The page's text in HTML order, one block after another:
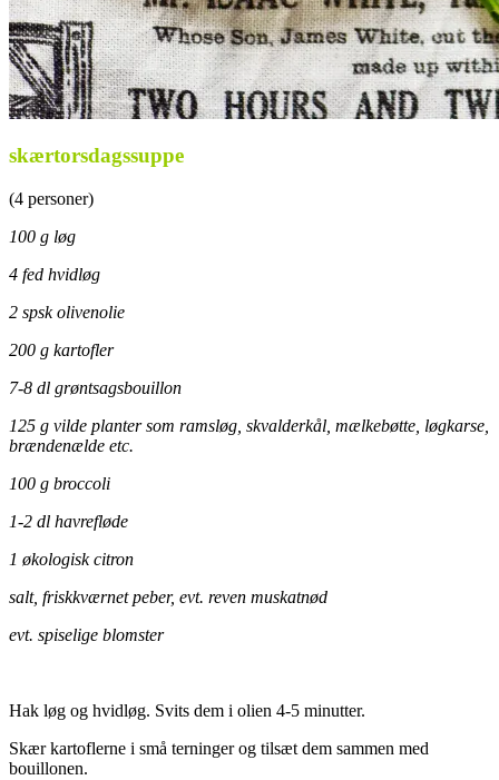
skærtorsdagssuppe
(4 personer)
100 g løg
4 fed hvidløg
2 spsk olivenolie
200 g kartofler
7-8 dl grøntsagsbouillon
125 g vilde planter som ramsløg, skvalderkål, mælkebøtte, løgkarse,
brændenælde etc.
100 g broccoli
1-2 dl havrefløde
1 økologisk citron
salt, friskkværnet peber, evt. reven muskatnød
evt. spiselige blomster
Hak løg og hvidløg. Svits dem i olien 4-5 minutter.
Skær kartoflerne i små terninger og tilsæt dem sammen med
bouillonen.